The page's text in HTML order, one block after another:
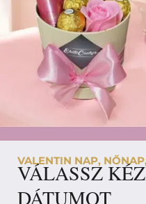
VALENTIN NAP,
VÁLASSZ
DÁTUMOT